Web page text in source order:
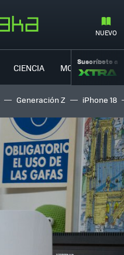
NUEVO
CIENCIA MOVILIDAD
Suscríbete a
Generación Z iPhone 18